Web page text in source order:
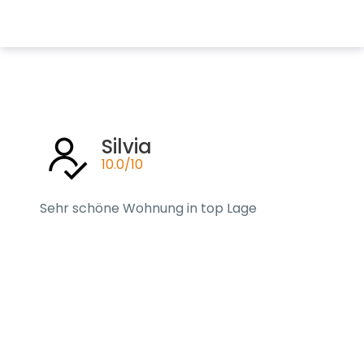
Silvia
10.0/10
Sehr schöne Wohnung in top Lage